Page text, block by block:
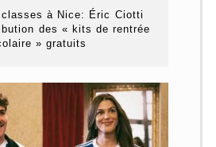
classes à Nice: Éric Ciotti
des « kits de rentrée
» gratuits